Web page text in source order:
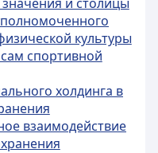
культуры
спортивной
холдинга в
взаимодействие